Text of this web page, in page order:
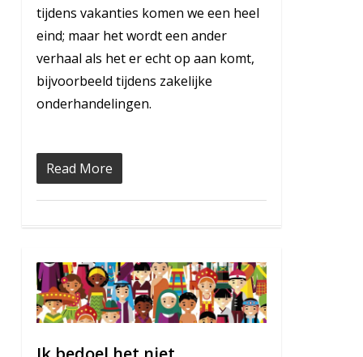
tijdens vakanties komen we een heel
eind; maar het wordt een ander
verhaal als het er echt op aan komt,
bijvoorbeeld tijdens zakelijke
onderhandelingen.
Read More
1